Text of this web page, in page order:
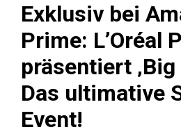
Exklusiv bei
Prime: L’Oréal
präsentiert ‚Big
Das ultimative
Event!